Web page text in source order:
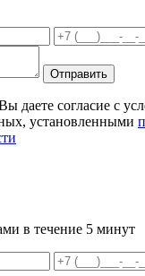
Отправить
даете согласие с
установленными
в течение 5 минут